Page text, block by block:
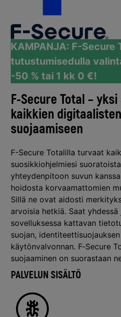
KAMPANJA: F-Secure
tutustumisedulla
-50 % tai 1 kk 0 €!
F-Secure Total – yksi
kaikkien
suojaamiseen
F-Secure Totalilla turvaat
suosikkiohjelmiesi
yhteydenpitoon suvun
hoidosta korvaamattomien
Sillä ne ovat aidosti
arvoisia hetkiä. Saat yhdessä
sovelluksessa kattavan
suojan,
käytönvalvonnan. F‑Secure
suojaaminen on suorastaan
PALVELUN SISÄLTÖ